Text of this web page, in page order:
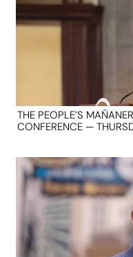
THE PEOPLE’S
CONFERENCE —